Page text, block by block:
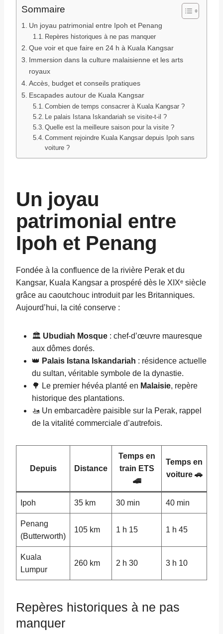
Sommaire
Un joyau patrimonial entre Ipoh et Penang
Repères historiques à ne pas manquer
Que voir et que faire en 24 h à Kuala Kangsar
Immersion dans la culture malaisienne et les arts
royaux
Accès, budget et conseils pratiques
Escapades autour de Kuala Kangsar
Combien de temps consacrer à Kuala Kangsar ?
Le palais Istana Iskandariah se visite-t-il ?
Quelle est la meilleure saison pour la visite ?
Comment rejoindre Kuala Kangsar depuis Ipoh sans
voiture ?
Un joyau
patrimonial entre
Ipoh et Penang
Fondée à la confluence de la rivière Perak et du
Kangsar, Kuala Kangsar a prospéré dès le XIXᵉ siècle
grâce au caoutchouc introduit par les Britanniques.
Aujourd’hui, la cité conserve :
🏛️ Ubudiah Mosque : chef-d’œuvre mauresque
aux dômes dorés.
👑 Palais Istana Iskandariah : résidence actuelle
du sultan, véritable symbole de la dynastie.
🌳 Le premier hévéa planté en Malaisie, repère
historique des plantations.
🚤 Un embarcadère paisible sur la Perak, rappel
de la vitalité commerciale d’autrefois.
Depuis Distance
Temps en
train ETS
🚄
Temps en
voiture 🚗
Ipoh 35 km 30 min 40 min
Penang
(Butterworth)
105 km 1 h 15 1 h 45
Kuala
Lumpur
260 km 2 h 30 3 h 10
Repères historiques à ne pas
manquer